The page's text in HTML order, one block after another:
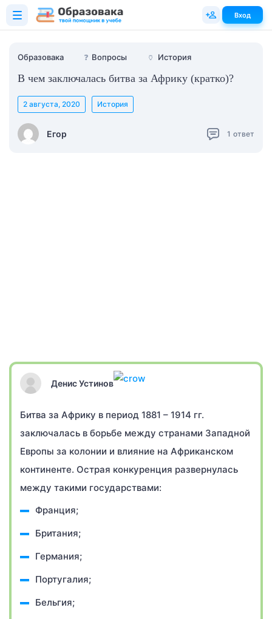
Образовака ❓ Вопросы 🏺 История
В чем заключалась битва за Африку (кратко)?
Егор
2 августа, 2020 История
1 ответ
Денис Устинов
Битва за Африку в период 1881 – 1914 гг.
заключалась в борьбе между странами Западной
Европы за колонии и влияние на Африканском
континенте. Острая конкуренция развернулась
между такими государствами:
Франция;
Британия;
Германия;
Португалия;
Бельгия;
Вход